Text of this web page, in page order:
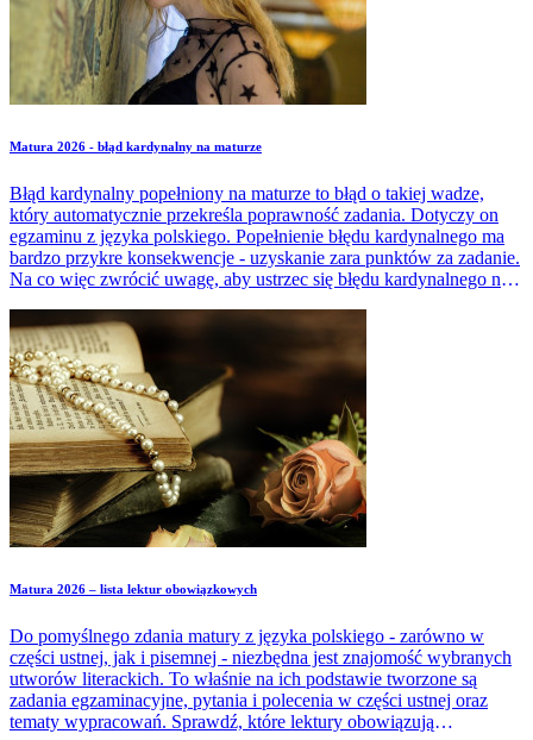
Matura 2026 - błąd kardynalny na maturze
Błąd kardynalny popełniony na maturze to błąd o takiej wadze,
który automatycznie przekreśla poprawność zadania. Dotyczy on
egzaminu z języka polskiego. Popełnienie błędu kardynalnego ma
bardzo przykre konsekwencje - uzyskanie zara punktów za zadanie.
Na co więc zwrócić uwagę, aby ustrzec się błędu kardynalnego na
niezdaniem matury?
Matura 2026 – lista lektur obowiązkowych
Do pomyślnego zdania matury z języka polskiego - zarówno w
części ustnej, jak i pisemnej - niezbędna jest znajomość wybranych
utworów literackich. To właśnie na ich podstawie tworzone są
zadania egzaminacyjne, pytania i polecenia w części ustnej oraz
tematy wypracowań. Sprawdź, które lektury obowiązują